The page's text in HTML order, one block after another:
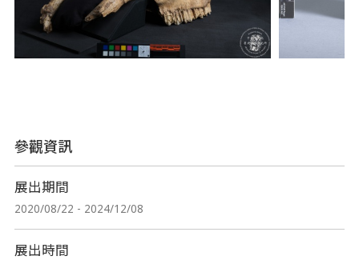
參觀資訊
展出期間
2020/08/22 - 2024/12/08
展出時間